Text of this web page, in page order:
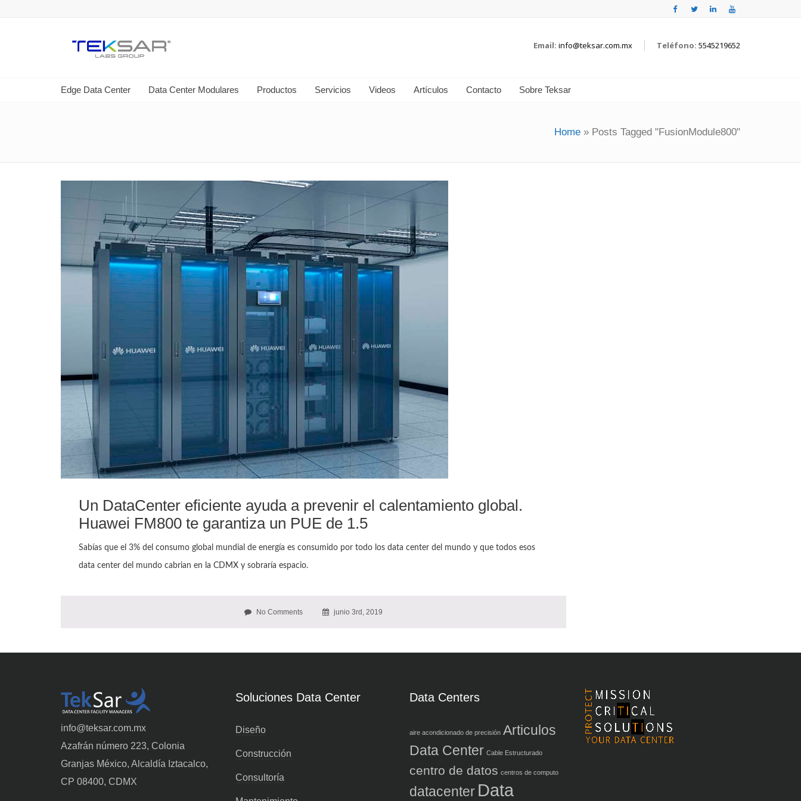
Email: info@teksar.com.mx Teléfono: 5545219652
Edge Data Center Data Center Modulares Productos Servicios Videos Artículos Contacto Sobre Teksar
Home » Posts Tagged "FusionModule800"
Un DataCenter eficiente ayuda a prevenir el calentamiento global.
Huawei FM800 te garantiza un PUE de 1.5
Sabías que el 3% del consumo global mundial de energía es consumido por todo los data center del mundo y que todos esos
data center del mundo cabrian en la CDMX y sobraría espacio.
No Comments junio 3rd, 2019
info@teksar.com.mx
Azafrán número 223, Colonia
Granjas México, Alcaldía Iztacalco,
CP 08400, CDMX
Soluciones Data Center
Diseño
Construcción
Consultoría
Data Centers
aire acondicionado de precisión Articulos
Data Center Cable Estructurado
centro de datos centros de computo
datacenter Data